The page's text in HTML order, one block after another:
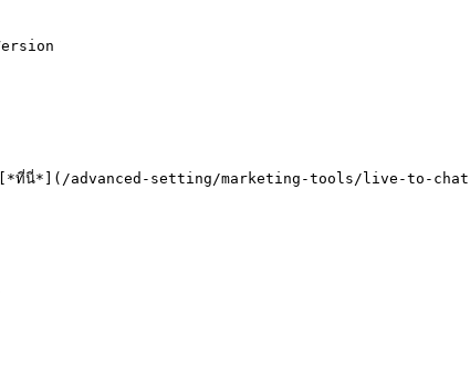
ด้* [*ที่นี่*](/advanced-setting/marketing-tools/live-to-